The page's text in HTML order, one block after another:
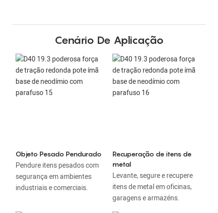
Cenário De Aplicação
Objeto Pesado Pendurado
Pendure itens pesados ​​com
segurança em ambientes
industriais e comerciais.
Recuperação de itens de
metal
Levante, segure e recupere
itens de metal em oficinas,
garagens e armazéns.